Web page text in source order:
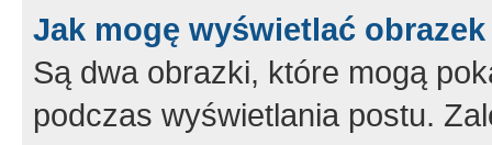
Jak mogę wyświetlać
Są dwa obrazki, które mogą
podczas wyświetlania postu.